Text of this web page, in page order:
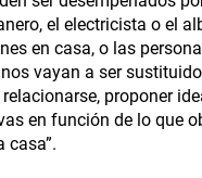
el electricista o el
en casa, o las
vayan a ser
proponer
en función de lo que
casa”.